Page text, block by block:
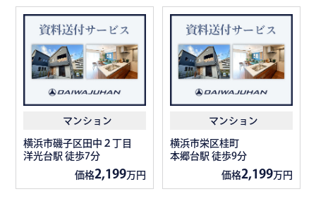
マンション
横浜市磯子区田中２丁目
洋光台駅 徒歩7分
価格2,199万円
マンション
横浜市栄区桂町
本郷台駅 徒歩9分
価格2,199万円